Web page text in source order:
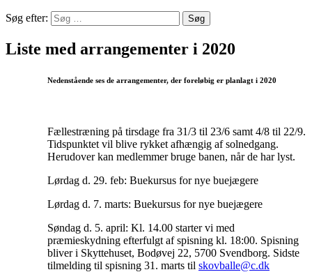
Søg efter:
Liste med arrangementer i 2020
Nedenstående ses de arrangementer, der foreløbig er planlagt i 2020
Fællestræning på tirsdage fra 31/3 til 23/6 samt 4/8 til 22/9.
Tidspunktet vil blive rykket afhængig af solnedgang.
Herudover kan medlemmer bruge banen, når de har lyst.
Lørdag d. 29. feb: Buekursus for nye buejægere
Lørdag d. 7. marts: Buekursus for nye buejægere
Søndag d. 5. april: Kl. 14.00 starter vi med
præmieskydning efterfulgt af spisning kl. 18:00. Spisning
bliver i Skyttehuset, Bodøvej 22, 5700 Svendborg. Sidste
tilmelding til spisning 31. marts til skovballe@c.dk